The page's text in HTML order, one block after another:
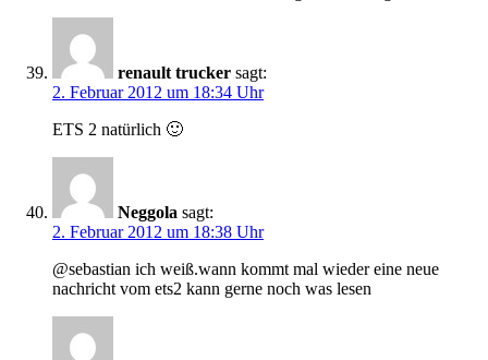
renault trucker sagt:
2. Februar 2012 um 18:34 Uhr
ETS 2 natürlich 🙂
Neggola sagt:
2. Februar 2012 um 18:38 Uhr
@sebastian ich weiß.wann kommt mal wieder eine neue
nachricht vom ets2 kann gerne noch was lesen